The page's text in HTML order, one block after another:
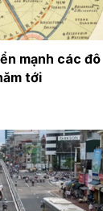
mạnh các đô
tới